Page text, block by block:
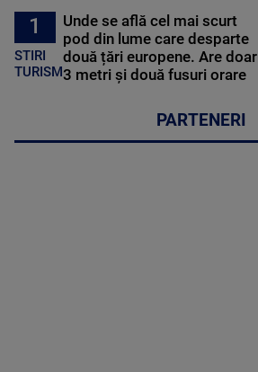
1
STIRI
TURISM
Unde se află cel mai scurt
pod din lume care desparte
două țări europene. Are doar
3 metri și două fusuri orare
PARTENERI